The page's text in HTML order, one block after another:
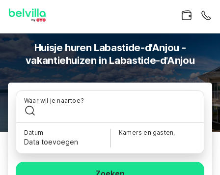
Huisje huren Labastide-d'Anjou -
vakantiehuizen in Labastide-d'Anjou
Waar wil je naartoe?
Datum
Data toevoegen
Kamers en gasten,